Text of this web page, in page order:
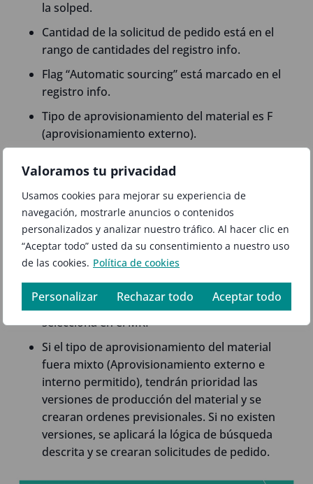
Valoramos tu privacidad
Usamos cookies para mejorar su experiencia de
navegación, mostrarle anuncios o contenidos
personalizados y analizar nuestro tráfico. Al hacer clic en
“Aceptar todo” usted da su consentimiento a nuestro uso
de las cookies. Política de cookies
Personalizar Rechazar todo Aceptar todo
la solped.
Cantidad de la solicitud de pedido está en el
rango de cantidades del registro info.
Flag “Automatic sourcing” está marcado en el
registro info.
Tipo de aprovisionamiento del material es F
(aprovisionamiento externo).
MRP en S/4 HANA. Si se puede utilizar para
bloquear fuentes de aprovisionamiento o para
limitar el periodo de validez de algunas de ellas
(tanto infos, pedidos abiertos o planes de
entrega).
Si tuviéramos varias fuentes de
aprovisionamiento, podremos utilizar la
regulación por cuotas para priorizar cuál se
selecciona en el MRP
Si el tipo de aprovisionamiento del material
fuera mixto (Aprovisionamiento externo e
interno permitido), tendrán prioridad las
versiones de producción del material y se
crearan ordenes previsionales. Si no existen
versiones, se aplicará la lógica de búsqueda
descrita y se crearan solicitudes de pedido.